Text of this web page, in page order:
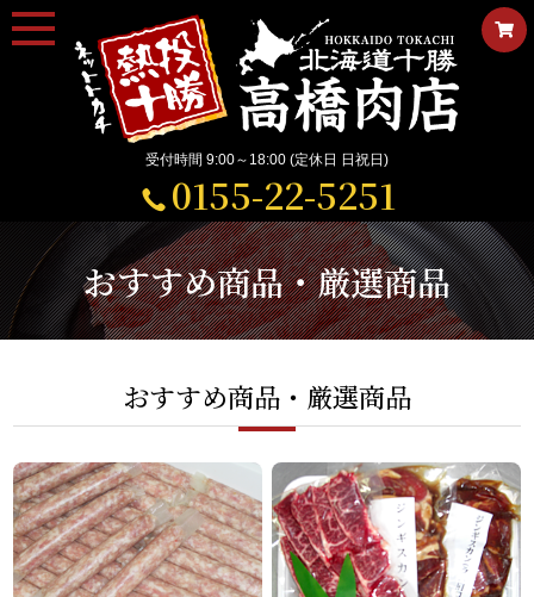
受付時間 9:00～18:00 (定休日 日祝日)
0155-22-5251
おすすめ商品・厳選商品
おすすめ商品・厳選商品